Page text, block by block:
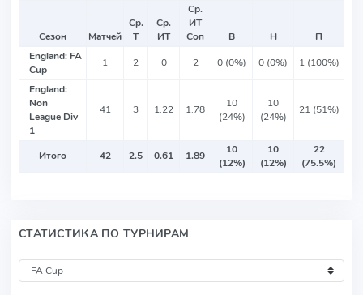
Сезон Матчей
Ср.
Т
Ср.
ИТ
Ср.
ИТ
Соп
В Н
П
England: FA
Cup
1 2 0 2 0 (0%) 0 (0%) 1 (100%)
England:
Non
League Div
1
41 3 1.22 1.78
10
(24%)
10
(24%)
21 (51%)
Итого 42 2.5 0.61 1.89
10
(12%)
10
(12%)
22
(75.5%)
СТАТИСТИКА ПО ТУРНИРАМ